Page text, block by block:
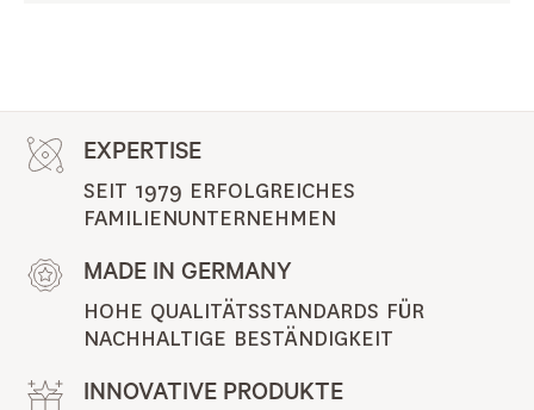
EXPERTISE
SEIT 1979 ERFOLGREICHES
FAMILIENUNTERNEHMEN
MADE IN GERMANY
HOHE QUALITÄTSSTANDARDS FÜR
NACHHALTIGE BESTÄNDIGKEIT
INNOVATIVE PRODUKTE